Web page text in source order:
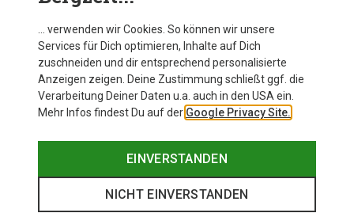
Deuter
Exosphere EL -11 Schlafsack
249,95 €
… verwenden wir Cookies. So können wir unsere
Services für Dich optimieren, Inhalte auf Dich
zuschneiden und dir entsprechend personalisierte
Anzeigen zeigen. Deine Zustimmung schließt ggf. die
Verarbeitung Deiner Daten u.a. auch in den USA ein.
Mehr Infos findest Du auf der Google Privacy Site.
EINVERSTANDEN
NICHT EINVERSTANDEN